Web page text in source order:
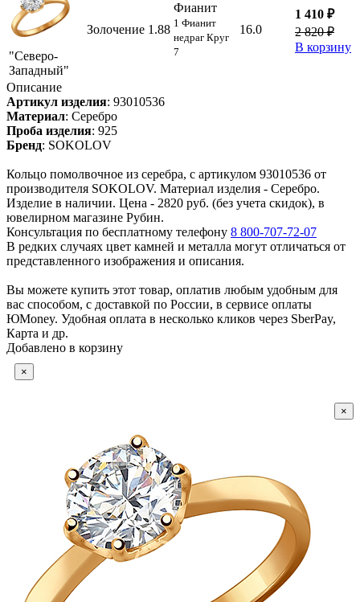
"Северо-
Западный"
Золочение 1.88
Фианит
1 Фианит
недраг Круг
7
16.0
1 410 ₽
2 820 ₽
В корзину
Описание
Артикул изделия: 93010536
Материал: Серебро
Проба изделия: 925
Бренд: SOKOLOV
Кольцо помолвочное из серебра, с артикулом 93010536 от
производителя SOKOLOV. Материал изделия - Серебро.
Изделие в наличии. Цена - 2820 руб. (без учета скидок), в
ювелирном магазине Рубин.
Консультация по бесплатному телефону 8 800-707-72-07
В редких случаях цвет камней и металла могут отличаться от
представленного изображения и описания.
Вы можете купить этот товар, оплатив любым удобным для
вас способом, с доставкой по России, в сервисе оплаты
ЮMoney. Удобная оплата в несколько кликов через SberPay,
Карта и др.
Добавлено в корзину
×
×